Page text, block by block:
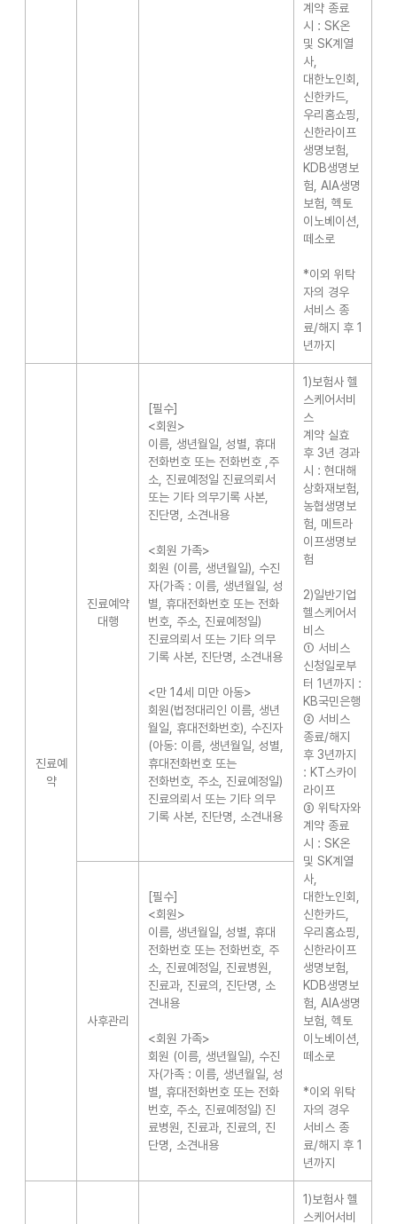
계약 종료
시 : SK온
및 SK계열
사,
대한노인회,
신한카드,
우리홈쇼핑,
신한라이프
생명보험,
KDB생명보
험, AIA생명
보험, 헥토
이노베이션,
떼소로
*이외 위탁
자의 경우
서비스 종
료/해지 후 1
년까지
진료예
약
진료예약
대행
[필수]
<회원>
이름, 생년월일, 성별, 휴대
전화번호 또는 전화번호 ,주
소, 진료예정일 진료의뢰서
또는 기타 의무기록 사본,
진단명, 소견내용
<회원 가족>
회원 (이름, 생년월일), 수진
자(가족 : 이름, 생년월일, 성
별, 휴대전화번호 또는 전화
번호, 주소, 진료예정일)
진료의뢰서 또는 기타 의무
기록 사본, 진단명, 소견내용
<만 14세 미만 아동>
회원(법정대리인 이름, 생년
월일, 휴대전화번호), 수진자
(아동: 이름, 생년월일, 성별,
휴대전화번호 또는
전화번호, 주소, 진료예정일)
진료의뢰서 또는 기타 의무
기록 사본, 진단명, 소견내용
1)보험사 헬
스케어서비
스
계약 실효
후 3년 경과
시 : 현대해
상화재보험,
농협생명보
험, 메트라
이프생명보
험
2)일반기업
헬스케어서
비스
① 서비스
신청일로부
터 1년까지 :
KB국민은행
② 서비스
종료/해지
후 3년까지
: KT스카이
라이프
③ 위탁자와
계약 종료
시 : SK온
및 SK계열
사,
대한노인회,
신한카드,
우리홈쇼핑,
신한라이프
생명보험,
KDB생명보
험, AIA생명
보험, 헥토
이노베이션,
떼소로
*이외 위탁
자의 경우
서비스 종
료/해지 후 1
년까지
사후관리
[필수]
<회원>
이름, 생년월일, 성별, 휴대
전화번호 또는 전화번호, 주
소, 진료예정일, 진료병원,
진료과, 진료의, 진단명, 소
견내용
<회원 가족>
회원 (이름, 생년월일), 수진
자(가족 : 이름, 생년월일, 성
별, 휴대전화번호 또는 전화
번호, 주소, 진료예정일) 진
료병원, 진료과, 진료의, 진
단명, 소견내용
1)보험사 헬
스케어서비